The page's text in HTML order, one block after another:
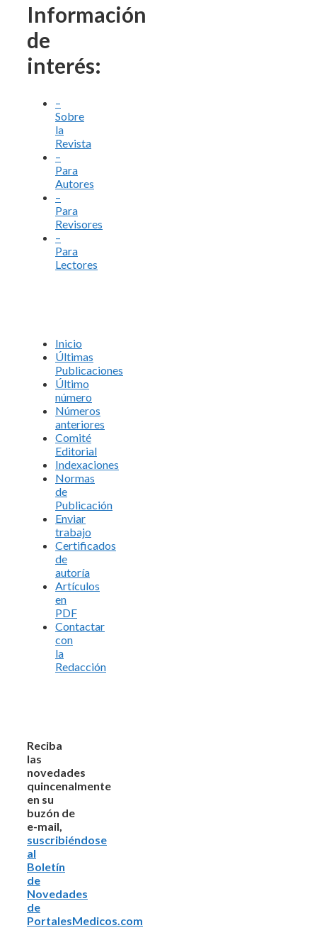
Información
de
interés:
–
Sobre
la
Revista
–
Para
Autores
–
Para
Revisores
–
Para
Lectores
Inicio
Últimas
Publicaciones
Último
número
Números
anteriores
Comité
Editorial
Indexaciones
Normas
de
Publicación
Enviar
trabajo
Certificados
de
autoría
Artículos
en
PDF
Contactar
con
la
Redacción
Reciba
las
novedades
quincenalmente
en su
buzón de
e-mail,
suscribiéndose
al
Boletín
de
Novedades
de
PortalesMedicos.com